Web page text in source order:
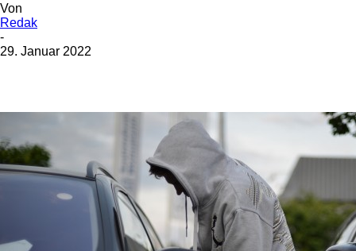
Von
Redak
-
29. Januar 2022